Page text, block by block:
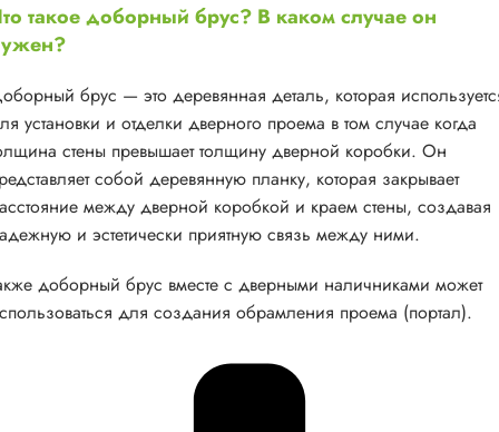
такое доборный брус? В каком случае он
брус — это деревянная деталь, которая
установки и отделки дверного проема в том случае когда
стены превышает толщину дверной коробки. Он
собой деревянную планку, которая закрывает
между дверной коробкой и краем стены, создавая
и эстетически приятную связь между ними.
доборный брус вместе с дверными наличниками может
для создания обрамления проема (портал).